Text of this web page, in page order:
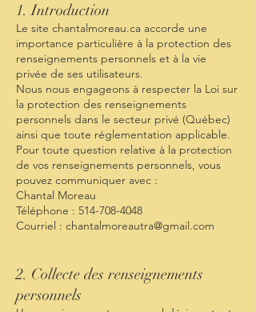
1. Introduction
Le site chantalmoreau.ca accorde une
importance particulière à la protection des
renseignements personnels et à la vie
privée de ses utilisateurs.
Nous nous engageons à respecter la Loi sur
la protection des renseignements
personnels dans le secteur privé (Québec)
ainsi que toute réglementation applicable.
Pour toute question relative à la protection
de vos renseignements personnels, vous
pouvez communiquer avec :
Chantal Moreau
Téléphone : 514-708-4048
Courriel : chantalmoreautra@gmail.com
2. Collecte des renseignements
personnels